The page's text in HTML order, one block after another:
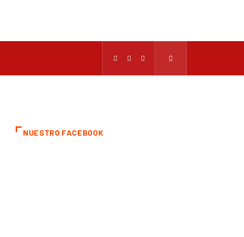
NUESTRO FACEBOOK